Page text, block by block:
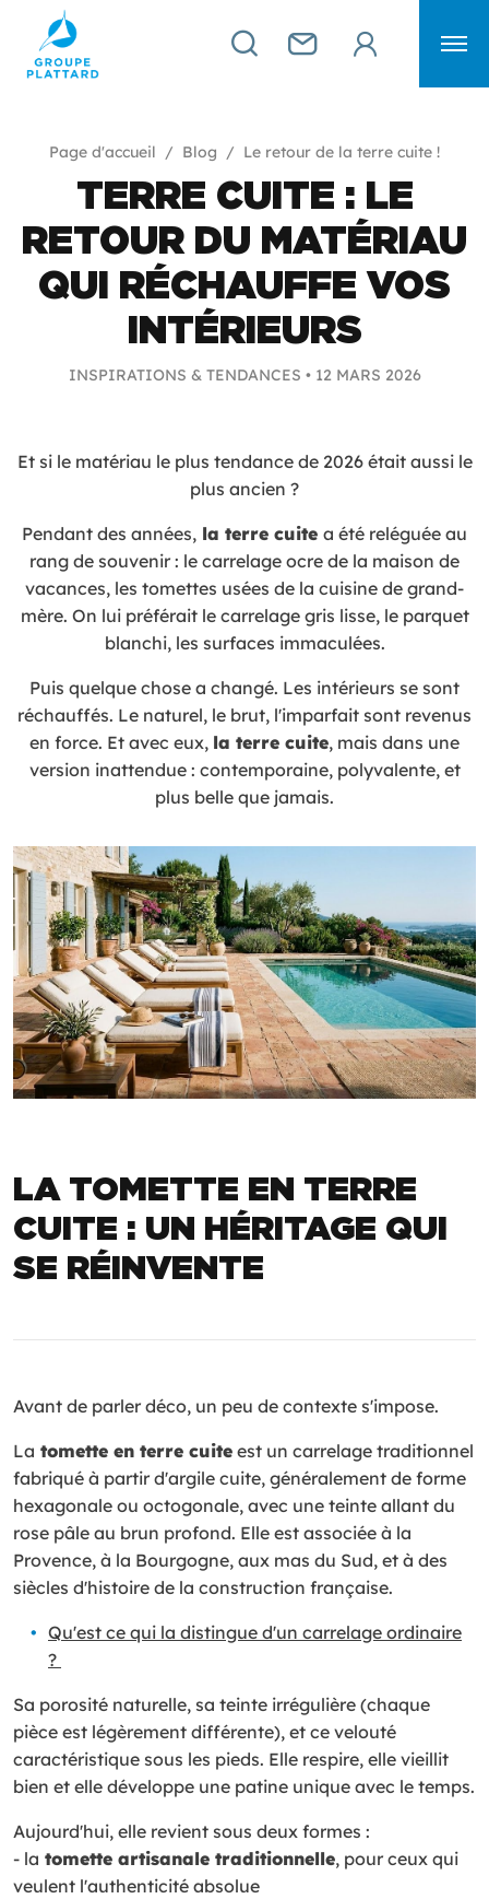
Page d'accueil Blog Le retour de la terre cuite !
TERRE CUITE : LE
RETOUR DU MATÉRIAU
QUI RÉCHAUFFE VOS
INTÉRIEURS
INSPIRATIONS & TENDANCES • 12 MARS 2026
Et si le matériau le plus tendance de 2026 était aussi le
plus ancien ?
Pendant des années, la terre cuite a été reléguée au
rang de souvenir : le carrelage ocre de la maison de
vacances, les tomettes usées de la cuisine de grand-
mère. On lui préférait le carrelage gris lisse, le parquet
blanchi, les surfaces immaculées.
Puis quelque chose a changé. Les intérieurs se sont
réchauffés. Le naturel, le brut, l'imparfait sont revenus
en force. Et avec eux, la terre cuite, mais dans une
version inattendue : contemporaine, polyvalente, et
plus belle que jamais.
LA TOMETTE EN TERRE
CUITE : UN HÉRITAGE QUI
SE RÉINVENTE
Avant de parler déco, un peu de contexte s'impose.
La tomette en terre cuite est un carrelage traditionnel
fabriqué à partir d'argile cuite, généralement de forme
hexagonale ou octogonale, avec une teinte allant du
rose pâle au brun profond. Elle est associée à la
Provence, à la Bourgogne, aux mas du Sud, et à des
siècles d'histoire de la construction française.
Qu'est ce qui la distingue d'un carrelage ordinaire
?
Sa porosité naturelle, sa teinte irrégulière (chaque
pièce est légèrement différente), et ce velouté
caractéristique sous les pieds. Elle respire, elle vieillit
bien et elle développe une patine unique avec le temps.
Aujourd'hui, elle revient sous deux formes :
- la tomette artisanale traditionnelle, pour ceux qui
veulent l'authenticité absolue